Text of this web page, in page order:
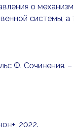
о
системы, а
Ф. Сочинения. –
2022.